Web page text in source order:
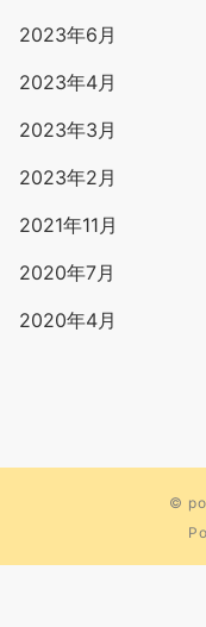
2023年6月
2023年4月
2023年3月
2023年2月
2021年11月
2020年7月
2020年4月
©